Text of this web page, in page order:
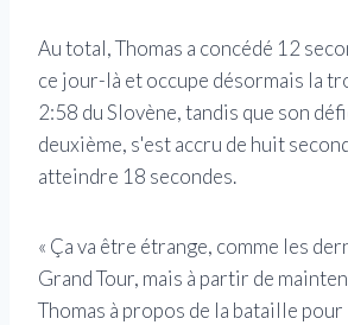
Au total, Thomas a concédé 12
ce jour-là et occupe désormais la
2:58 du Slovène, tandis que son
deuxième, s'est accru de huit
atteindre 18 secondes.
« Ça va être étrange, comme les
Grand Tour, mais à partir de
Thomas à propos de la bataille